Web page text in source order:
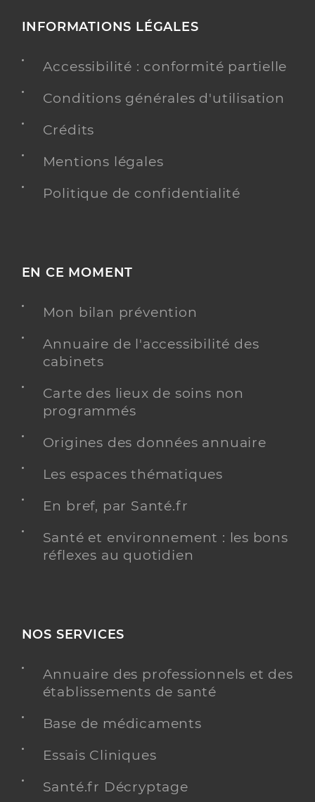
INFORMATIONS LÉGALES
Accessibilité : conformité partielle
Conditions générales d'utilisation
Crédits
Mentions légales
Politique de confidentialité
EN CE MOMENT
Mon bilan prévention
Annuaire de l'accessibilité des
cabinets
Carte des lieux de soins non
programmés
Origines des données annuaire
Les espaces thématiques
En bref, par Santé.fr
Santé et environnement : les bons
réflexes au quotidien
NOS SERVICES
Annuaire des professionnels et des
établissements de santé
Base de médicaments
Essais Cliniques
Santé.fr Décryptage